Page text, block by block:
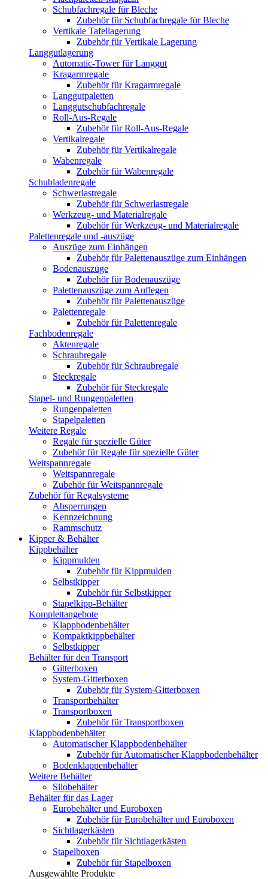
Schubfachregale für Bleche
Zubehör für Schubfachregale für Bleche
Vertikale Tafellagerung
Zubehör für Vertikale Lagerung
Langgutlagerung
Automatic-Tower für Langgut
Kragarmregale
Zubehör für Kragarmregale
Langgutpaletten
Langgutschubfachregale
Roll-Aus-Regale
Zubehör für Roll-Aus-Regale
Vertikalregale
Zubehör für Vertikalregale
Wabenregale
Zubehör für Wabenregale
Schubladenregale
Schwerlastregale
Zubehör für Schwerlastregale
Werkzeug- und Materialregale
Zubehör für Werkzeug- und Materialregale
Palettenregale und -auszüge
Auszüge zum Einhängen
Zubehör für Palettenauszüge zum Einhängen
Bodenauszüge
Zubehör für Bodenauszüge
Palettenauszüge zum Auflegen
Zubehör für Palettenauszüge
Palettenregale
Zubehör für Palettenregale
Fachbodenregale
Aktenregale
Schraubregale
Zubehör für Schraubregale
Steckregale
Zubehör für Steckregale
Stapel- und Rungenpaletten
Rungenpaletten
Stapelpaletten
Weitere Regale
Regale für spezielle Güter
Zubehör für Regale für spezielle Güter
Weitspannregale
Weitspannregale
Zubehör für Weitspannregale
Zubehör für Regalsysteme
Absperrungen
Kennzeichnung
Rammschutz
Kipper & Behälter
Kippbehälter
Kippmulden
Zubehör für Kippmulden
Selbstkipper
Zubehör für Selbstkipper
Stapelkipp-Behälter
Komplettangebote
Klappbodenbehälter
Kompaktkippbehälter
Selbstkipper
Behälter für den Transport
Gitterboxen
System-Gitterboxen
Zubehör für System-Gitterboxen
Transportbehälter
Transportboxen
Zubehör für Transportboxen
Klappbodenbehälter
Automatischer Klappbodenbehälter
Zubehör für Automatischer Klappbodenbehälter
Bodenklappenbehälter
Weitere Behälter
Silobehälter
Behälter für das Lager
Eurobehälter und Euroboxen
Zubehör für Eurobehälter und Euroboxen
Sichtlagerkästen
Zubehör für Sichtlagerkästen
Stapelboxen
Zubehör für Stapelboxen
Ausgewählte Produkte